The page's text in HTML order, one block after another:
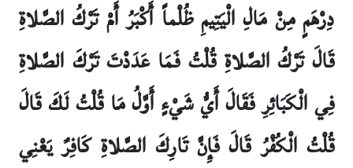
دِرْهَمٍ مِنْ مَالِ الْيَتِيمِ ظُلْماً أَكْبَرُ أَمْ تَرْكُ الصَّلاةِ
قَالَ تَرْكُ الصَّلاةِ قُلْتُ فَمَا عَدَدْتَ تَرْكَ الصَّلاةِ
فِي الْكَبَائِرِ فَقَالَ أَيُّ شَيْ‏ءٍ أَوَّلُ مَا قُلْتُ لَكَ قَالَ
قُلْتُ الْكُفْرُ قَالَ فَإِنَّ تَارِكَ الصَّلاةِ كَافِرٌ يَعْنِي